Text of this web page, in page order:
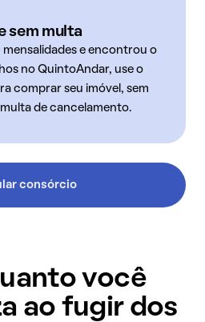
sem multa
mensalidades e encontrou o
no QuintoAndar, use o
comprar seu imóvel, sem
de cancelamento.
consórcio
você
ao fugir dos